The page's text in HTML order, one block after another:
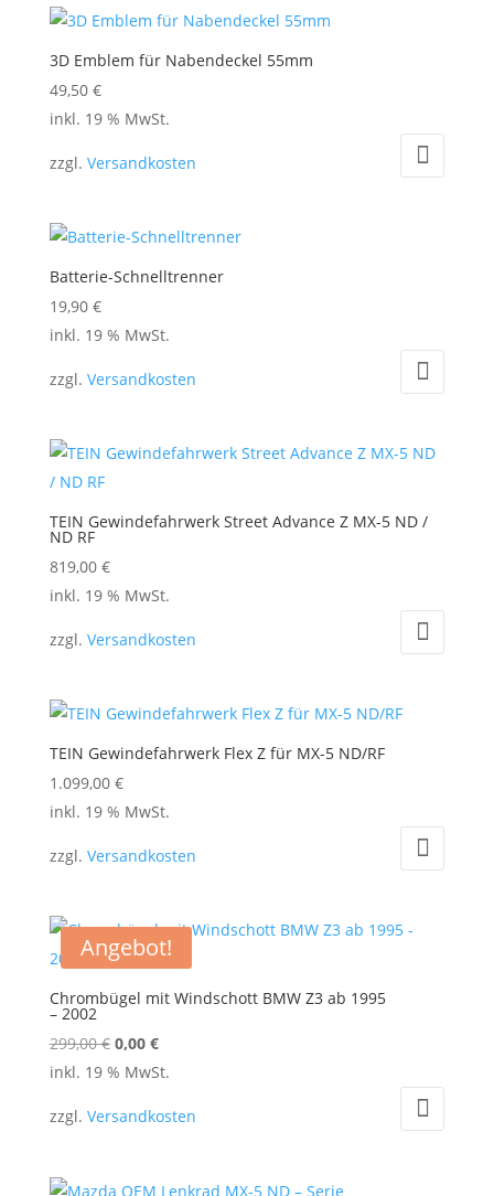
3D Emblem für Nabendeckel 55mm
49,50 €
inkl. 19 % MwSt.
zzgl. Versandkosten
Batterie-Schnelltrenner
19,90 €
inkl. 19 % MwSt.
zzgl. Versandkosten
TEIN Gewindefahrwerk Street Advance Z MX-5 ND /
ND RF
819,00 €
inkl. 19 % MwSt.
zzgl. Versandkosten
TEIN Gewindefahrwerk Flex Z für MX-5 ND/RF
1.099,00 €
inkl. 19 % MwSt.
zzgl. Versandkosten
Angebot!
Chrombügel mit Windschott BMW Z3 ab 1995
– 2002
299,00€ Ursprünglicher
Preis
299,00 €
0,00 €Aktueller
Preis
0,00 €.
inkl. 19 % MwSt.
zzgl. Versandkosten